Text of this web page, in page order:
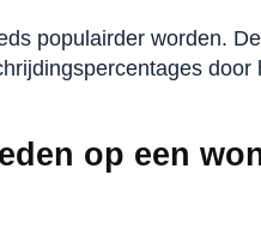
populairder worden.
door
op een